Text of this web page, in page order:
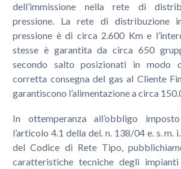
dell’immissione nella rete di
pressione. La rete di distribuzione
pressione è di circa 2.600 Km e
stesse è garantita da circa 650
secondo salto posizionati in modo
corretta consegna del gas al Cliente
garantiscono l’alimentazione a circa
In ottemperanza all’obbligo
l’articolo 4.1 della del. n. 138/04 e. s. m.
del Codice di Rete Tipo,
caratteristiche tecniche degli